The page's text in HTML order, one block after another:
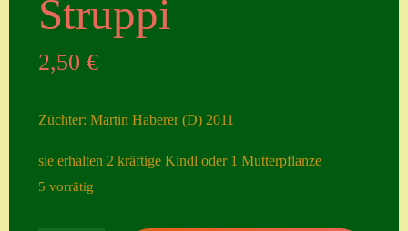
ngen
Struppi
2,50€
Züchter: Martin Haberer (D) 2011
sie erhalten 2 kräftige Kindl oder 1 Mutterpflanze
5 vorrätig